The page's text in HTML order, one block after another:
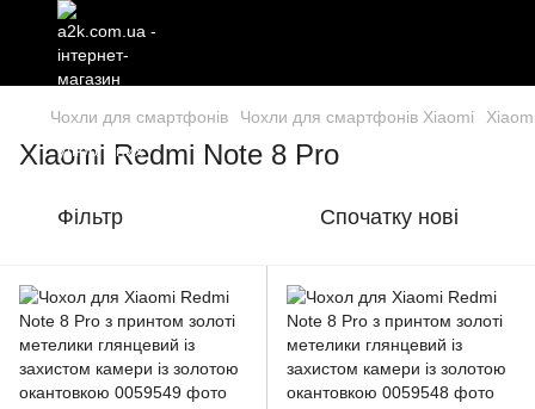
Чохли для смартфонів Чохли для смартфонів Xiaomi
Xiaomi Redmi Note 8 Pro
Фільтр Спочатку нові